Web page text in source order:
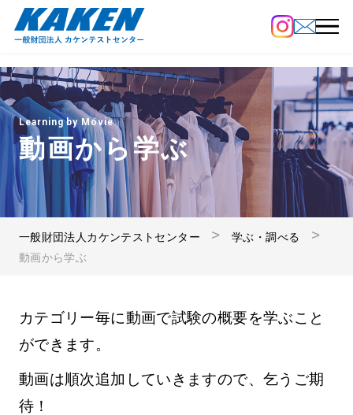
Learning by Movie
動画から学ぶ
一般財団法人カケンテストセンター
学ぶ・調べる
動画から学ぶ
カテゴリー毎に動画で試験の概要を学ぶこと
ができます。
動画は順次追加していきますので、乞うご期
待！